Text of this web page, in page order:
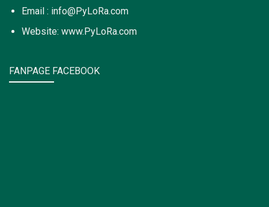
Email : info@PyLoRa.com
Website: www.PyLoRa.com
FANPAGE FACEBOOK